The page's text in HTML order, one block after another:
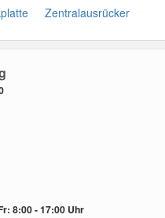
Zentralausrücker
8:00 - 17:00 Uhr